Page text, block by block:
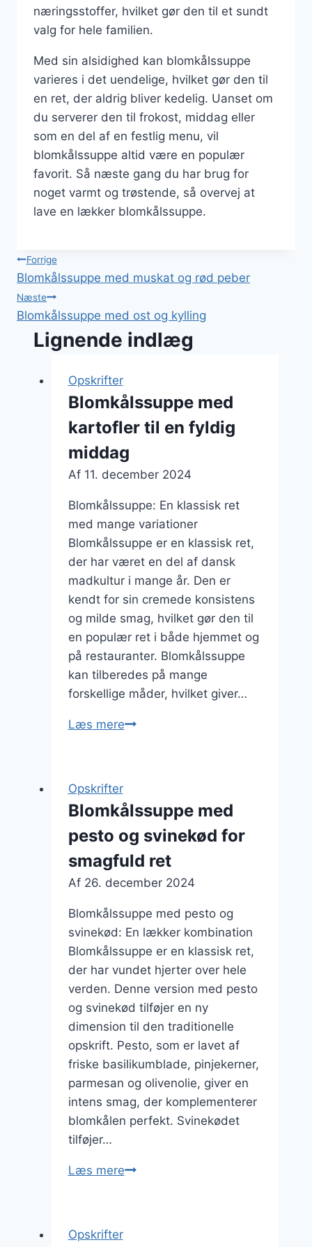
næringsstoffer, hvilket gør den til et sundt
valg for hele familien.
Med sin alsidighed kan blomkålssuppe
varieres i det uendelige, hvilket gør den til
en ret, der aldrig bliver kedelig. Uanset om
du serverer den til frokost, middag eller
som en del af en festlig menu, vil
blomkålssuppe altid være en populær
favorit. Så næste gang du har brug for
noget varmt og trøstende, så overvej at
lave en lækker blomkålssuppe.
Indlægsnavigation
Forrige
Blomkålssuppe med muskat og rød peber
Næste
Blomkålssuppe med ost og kylling
Lignende indlæg
Opskrifter
Blomkålssuppe med
kartofler til en fyldig
middag
Af 11. december 2024
Blomkålssuppe: En klassisk ret
med mange variationer
Blomkålssuppe er en klassisk ret,
der har været en del af dansk
madkultur i mange år. Den er
kendt for sin cremede konsistens
og milde smag, hvilket gør den til
en populær ret i både hjemmet og
på restauranter. Blomkålssuppe
kan tilberedes på mange
forskellige måder, hvilket giver…
Læs mereBlomkålssuppe
fyldig
middag
Opskrifter
Blomkålssuppe med
pesto og svinekød for
smagfuld ret
Af 26. december 2024
Blomkålssuppe med pesto og
svinekød: En lækker kombination
Blomkålssuppe er en klassisk ret,
der har vundet hjerter over hele
verden. Denne version med pesto
og svinekød tilføjer en ny
dimension til den traditionelle
opskrift. Pesto, som er lavet af
friske basilikumblade, pinjekerner,
parmesan og olivenolie, giver en
intens smag, der komplementerer
blomkålen perfekt. Svinekødet
tilføjer…
Læs mereBlomkålssuppe
Opskrifter